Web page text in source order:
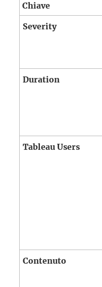
Chiave
Severity
Duration
Tableau Users
Contenuto